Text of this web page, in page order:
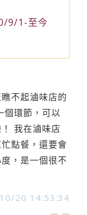
9/1-至今
不起滷味店的
個環節，可以
我在滷味店
點餐，還要會
，是一個很不
20 14:53:34